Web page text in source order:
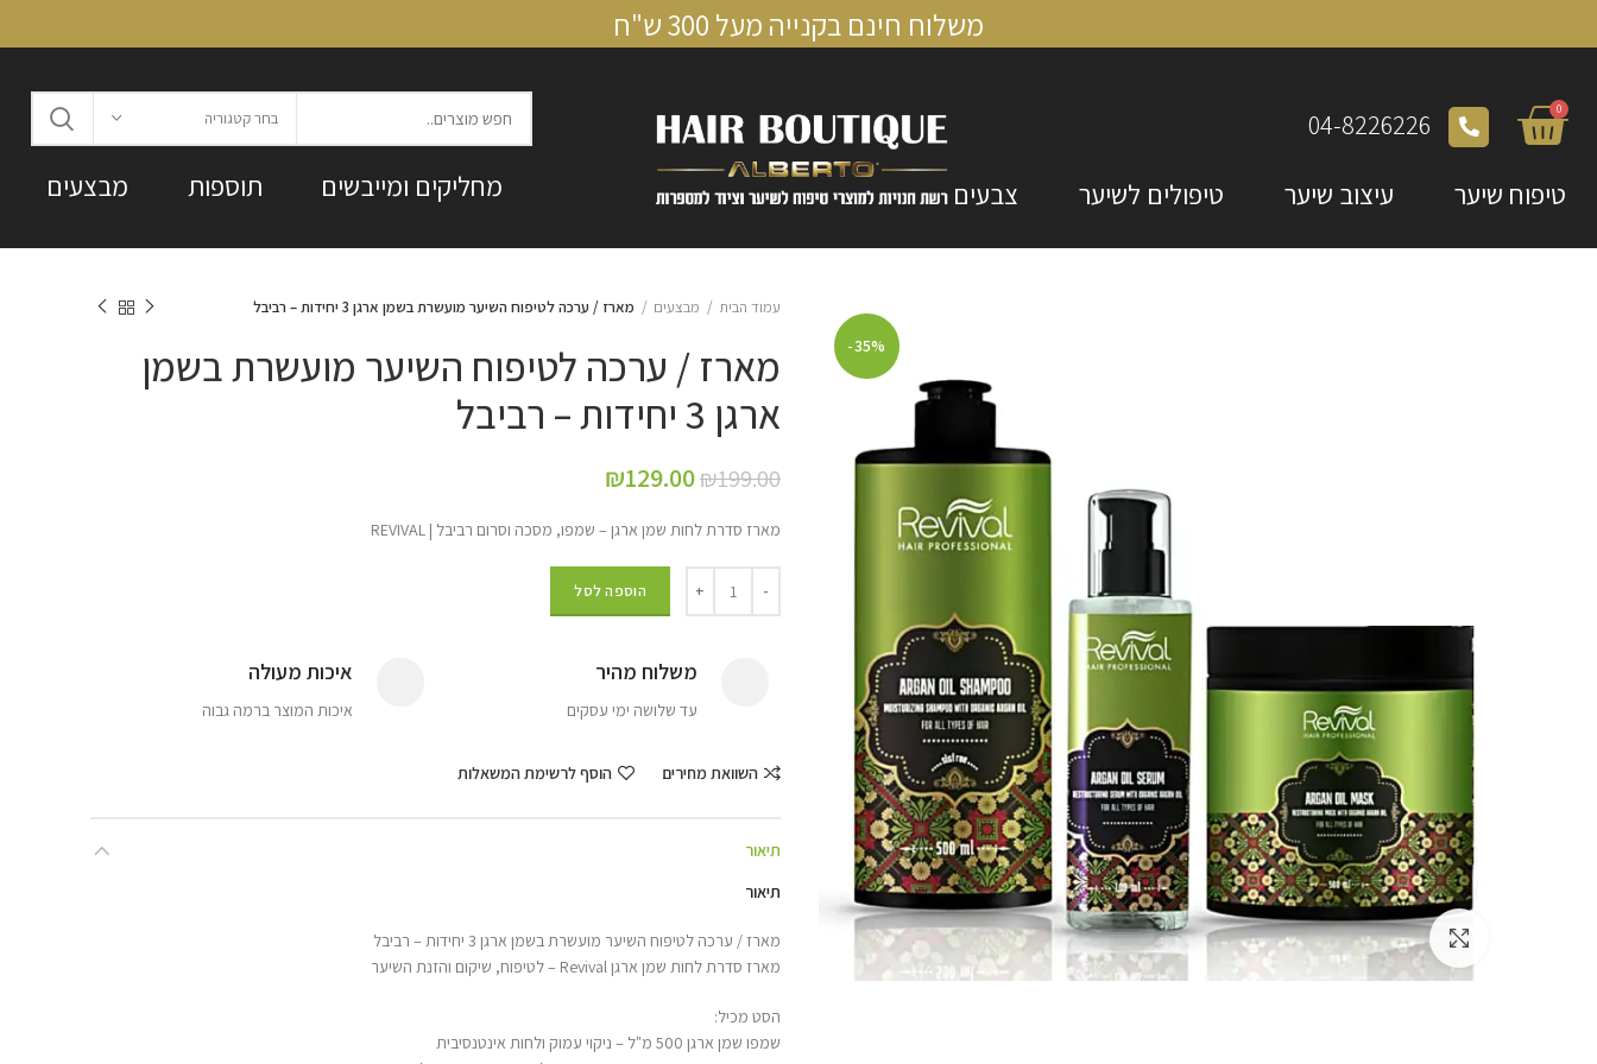
משלוח חינם בקנייה מעל 300 ש"ח
0
04-8226226
טיפוח שיער עיצוב שיער טיפולים לשיער צבעים
בחר קטגוריה
מחליקים ומייבשים תוספות מבצעים
-35%
Click to enlarge
עמוד הבית מבצעים מארז / ערכה לטיפוח השיער מועשרת בשמן ארגן 3 יחידות – רביבל
מארז / ערכה לטיפוח השיער מועשרת בשמן
ארגן 3 יחידות – רביבל
₪199.00
₪129.00
מארז סדרת לחות שמן ארגן – שמפו, מסכה וסרום רביבל | REVIVAL
הוספה לסל
משלוח מהיר
עד שלושה ימי עסקים
איכות מעולה
איכות המוצר ברמה גבוה
השוואת מחירים הוסף לרשימת המשאלות
תיאור
תיאור
מארז / ערכה לטיפוח השיער מועשרת בשמן ארגן 3 יחידות – רביבל
מארז סדרת לחות שמן ארגן Revival – לטיפוח, שיקום והזנת השיער
הסט מכיל:
שמפו שמן ארגן 500 מ"ל – ניקוי עמוק ולחות אינטנסיבית